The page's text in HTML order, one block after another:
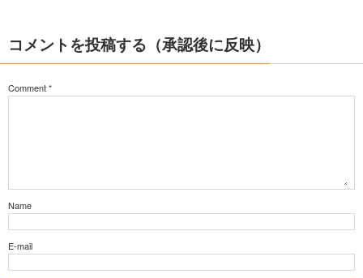
コメントを投稿する（承認後に反映）
Comment*
Name
E-mail